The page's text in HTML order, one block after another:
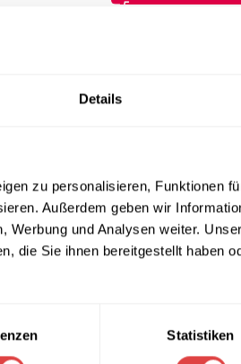
Details
zu personalisieren, Funktionen
Außerdem geben wir
Werbung und Analysen weiter.
die Sie ihnen bereitgestellt haben
Statistiken
(inkl. MwSt.)